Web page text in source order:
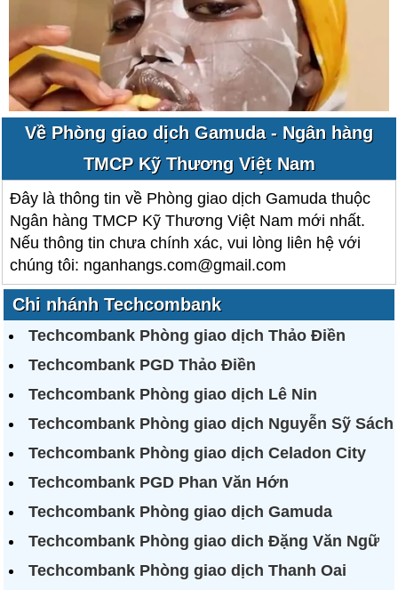
Về Phòng giao dịch Gamuda - Ngân hàng
TMCP Kỹ Thương Việt Nam
Đây là thông tin về Phòng giao dịch Gamuda thuộc
Ngân hàng TMCP Kỹ Thương Việt Nam mới nhất.
Nếu thông tin chưa chính xác, vui lòng liên hệ với
chúng tôi: nganhangs.com@gmail.com
Chi nhánh Techcombank
Techcombank Phòng giao dịch Thảo Điền
Techcombank PGD Thảo Điền
Techcombank Phòng giao dịch Lê Nin
Techcombank Phòng giao dịch Nguyễn Sỹ Sách
Techcombank Phòng giao dịch Celadon City
Techcombank PGD Phan Văn Hớn
Techcombank Phòng giao dịch Gamuda
Techcombank Phòng giao dich Đặng Văn Ngữ
Techcombank Phòng giao dịch Thanh Oai